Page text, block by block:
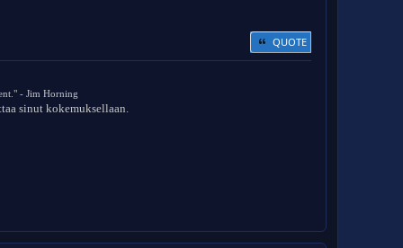
QUOTE
- Jim Horning
sinut kokemuksellaan.